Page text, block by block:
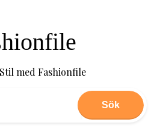
med Fashionfile
Sök